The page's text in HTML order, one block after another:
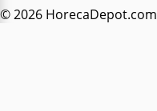
© 2026 HorecaDepot.com